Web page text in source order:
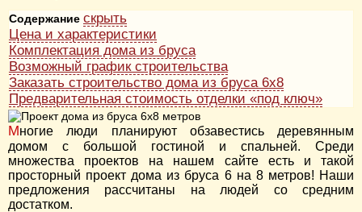
Содержание скрыть
Цена и характеристики
Комплектация дома из бруса
Возможный график строительства
Заказать строительство дома из бруса 6х8
Предварительная стоимость отделки «под ключ»
Многие люди планируют обзавестись деревянным
домом с большой гостиной и спальней. Среди
множества проектов на нашем сайте есть и такой
просторный проект дома из бруса 6 на 8 метров! Наши
предложения рассчитаны на людей со средним
достатком.